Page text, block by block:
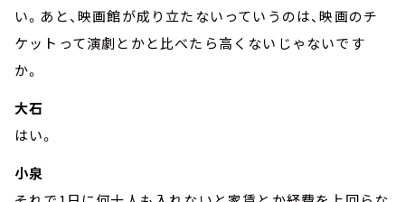
い。あと、映画館が成り立たないっていうのは、映画のチ
ケットって演劇とかと比べたら高くないじゃないです
か。
大石
はい。
小泉